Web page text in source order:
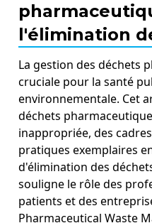
l'élimination
La gestion des déchets
cruciale pour la santé
environnementale. Cet
déchets
inappropriée, des
pratiques exemplaires
d'élimination des
souligne le rôle des
patients et des
Pharmaceutical Waste